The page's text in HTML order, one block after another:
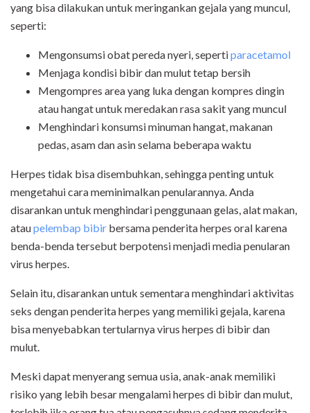
yang bisa dilakukan untuk meringankan gejala yang muncul,
seperti:
Mengonsumsi obat pereda nyeri, sepertiparacetamol
Menjaga kondisi bibir dan mulut tetap bersih
Mengompres area yang luka dengan kompres dingin
atau hangat untuk meredakan rasa sakit yang muncul
Menghindari konsumsi minuman hangat, makanan
pedas, asam dan asin selama beberapa waktu
Herpes tidak bisa disembuhkan, sehingga penting untuk
mengetahui cara meminimalkan penularannya. Anda
disarankan untuk menghindari penggunaan gelas, alat makan,
ataupelembap bibir bersama penderita herpes oral karena
benda-benda tersebut berpotensi menjadi media penularan
virus herpes.
Selain itu, disarankan untuk sementara menghindari aktivitas
seks dengan penderita herpes yang memiliki gejala, karena
bisa menyebabkan tertularnya virus herpes di bibir dan
mulut.
Meski dapat menyerang semua usia, anak-anak memiliki
risiko yang lebih besar mengalami herpes di bibir dan mulut,